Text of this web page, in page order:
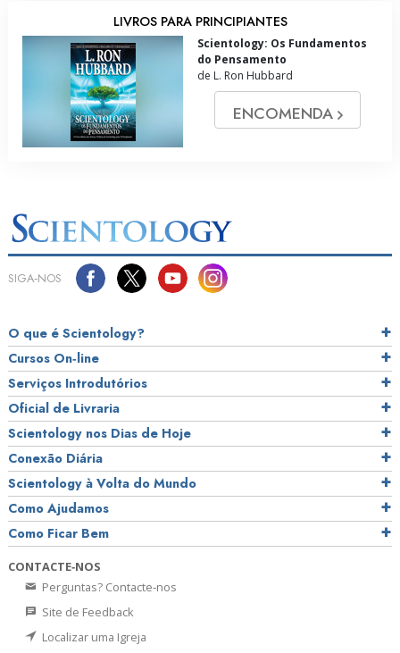
LIVROS PARA PRINCIPIANTES
Scientology: Os Fundamentos
do Pensamento
de L. Ron Hubbard
ENCOMENDA
SIGA‑NOS
O que é Scientology?
Cursos On‑line
Serviços Introdutórios
Oficial de Livraria
Scientology nos Dias de Hoje
Conexão Diária
Scientology à Volta do Mundo
Como Ajudamos
Como Ficar Bem
CONTACTE‑NOS
Perguntas? Contacte‑nos
Site de Feedback
Localizar uma Igreja